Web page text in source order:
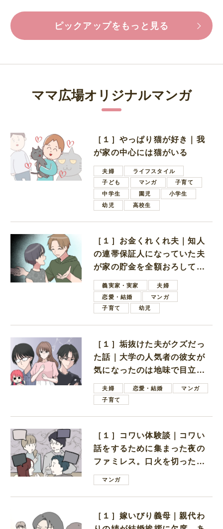
ピックアップをもっと見る
ママ広場オリジナルマンガ
［１］やっぱり猫が好き｜我
が家の中心には猫がいる
夫婦
ライフスタイル
子ども
マンガ
子育て
中学生
園児
小学生
幼児
高校生
［１］お金くれくれ夫｜知人
の連帯保証人になっていた夫
が家の貯金を全額おろしてほ
しいと言ってきた
義実家・実家
夫婦
恋愛・結婚
マンガ
子育て
幼児
［１］垢抜けた夫がクズだっ
た話｜大学の人気者の彼女が
気になったのは地味で目立た
ない男子学生
夫婦 恋愛・結婚
マンガ
子育て
［１］コワい体験談｜コワい
話をするために集まった夜の
ファミレス。口火を切ったの
は電車好きの男の子ママ
マンガ
［１］嫁いびり義母｜親代わ